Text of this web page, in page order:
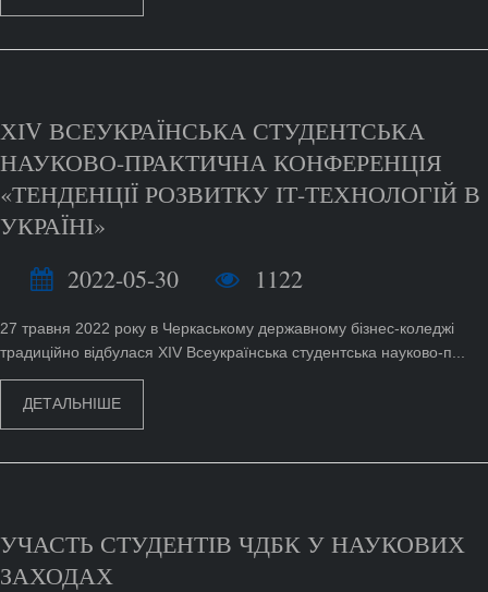
ХІV ВСЕУКРАЇНСЬКА СТУДЕНТСЬКА
НАУКОВО-ПРАКТИЧНА КОНФЕРЕНЦІЯ
«ТЕНДЕНЦІЇ РОЗВИТКУ ІТ-ТЕХНОЛОГІЙ В
УКРАЇНІ»
2022-05-30
1122
27 травня 2022 року в Черкаському державному бізнес-коледжі
традиційно відбулася ХІV Всеукраїнська студентська науково-п...
ДЕТАЛЬНІШЕ
УЧАСТЬ СТУДЕНТІВ ЧДБК У НАУКОВИХ
ЗАХОДАХ